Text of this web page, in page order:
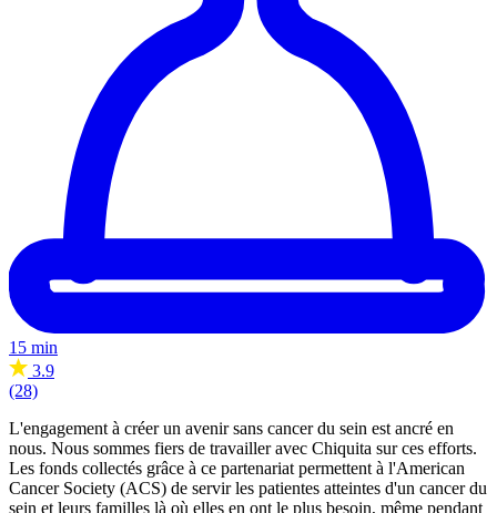
15 min
3.9
(28)
L'engagement à créer un avenir sans cancer du sein est ancré en
nous. Nous sommes fiers de travailler avec Chiquita sur ces efforts.
Les fonds collectés grâce à ce partenariat permettent à l'American
Cancer Society (ACS) de servir les patientes atteintes d'un cancer du
sein et leurs familles là où elles en ont le plus besoin, même pendant